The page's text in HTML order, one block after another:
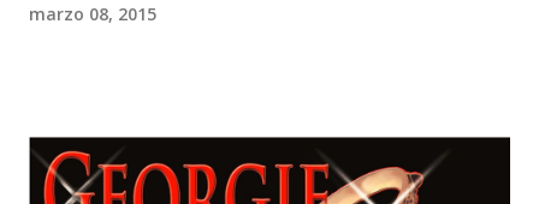
marzo 08, 2015